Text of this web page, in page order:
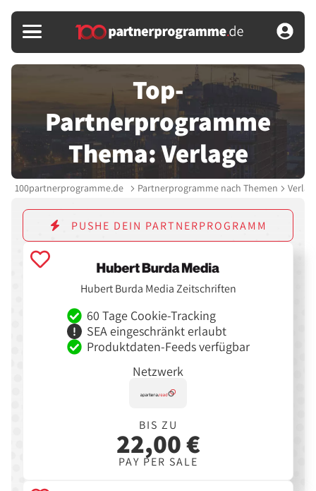
Top-
Partnerprogramme
Thema: Verlage
100partnerprogramme.de Partnerprogramme nach Themen
PUSHE DEIN PARTNERPROGRAMM
Hubert Burda Media Zeitschriften
60 Tage Cookie-Tracking
SEA eingeschränkt erlaubt
Produktdaten-Feeds verfügbar
Netzwerk
BIS ZU
22,00 €
PAY PER SALE